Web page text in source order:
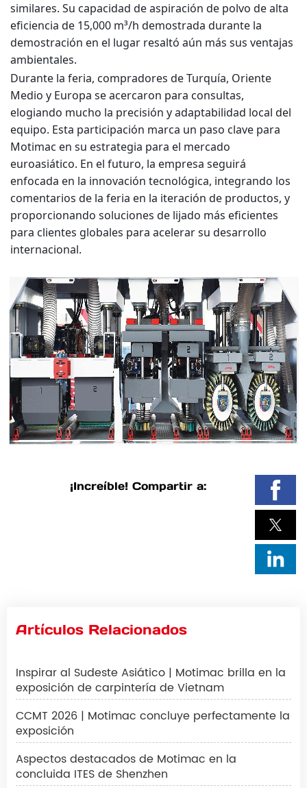
similares. Su capacidad de aspiración de polvo de alta
eficiencia de 15,000 m³/h demostrada durante la
demostración en el lugar resaltó aún más sus ventajas
ambientales.
Durante la feria, compradores de Turquía, Oriente
Medio y Europa se acercaron para consultas,
elogiando mucho la precisión y adaptabilidad local del
equipo. Esta participación marca un paso clave para
Motimac en su estrategia para el mercado
euroasiático. En el futuro, la empresa seguirá
enfocada en la innovación tecnológica, integrando los
comentarios de la feria en la iteración de productos, y
proporcionando soluciones de lijado más eficientes
para clientes globales para acelerar su desarrollo
internacional.
¡Increíble! Compartir a:
Artículos Relacionados
Inspirar al Sudeste Asiático | Motimac brilla en la
exposición de carpintería de Vietnam
CCMT 2026 | Motimac concluye perfectamente la
exposición
Aspectos destacados de Motimac en la
concluida ITES de Shenzhen